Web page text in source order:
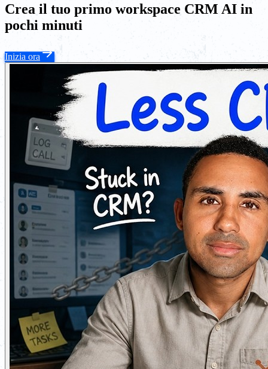
Crea il tuo primo workspace CRM AI in
pochi minuti
Inizia ora